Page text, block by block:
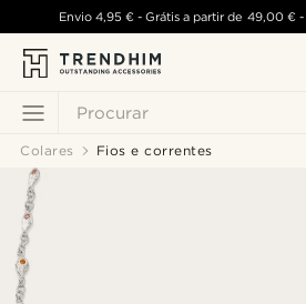
Procurar
Envio 4,95 €- Grátis a partir de 49,00 €-
Colares Fios e correntes